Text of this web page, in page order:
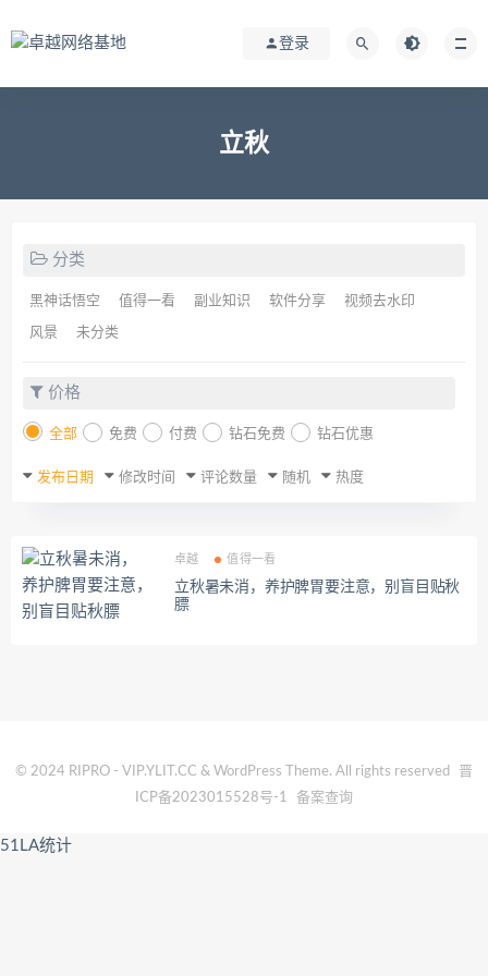
登录
立秋
分类
黑神话悟空 值得一看 副业知识 软件分享 视频去水印
风景 未分类
价格
全部 免费 付费 钻石免费 钻石优惠
发布日期 修改时间 评论数量 随机 热度
卓越 值得一看
立秋暑未消，养护脾胃要注意，别盲目贴秋
膘
© 2024 RIPRO - VIP.YLIT.CC & WordPress Theme. All rights reserved
晋
ICP备2023015528号-1
备案查询
51LA统计